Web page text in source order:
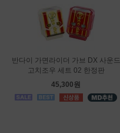
반다이 가면라이더 가브 DX 사운드
고치조우 세트 02 한정판
45,300원